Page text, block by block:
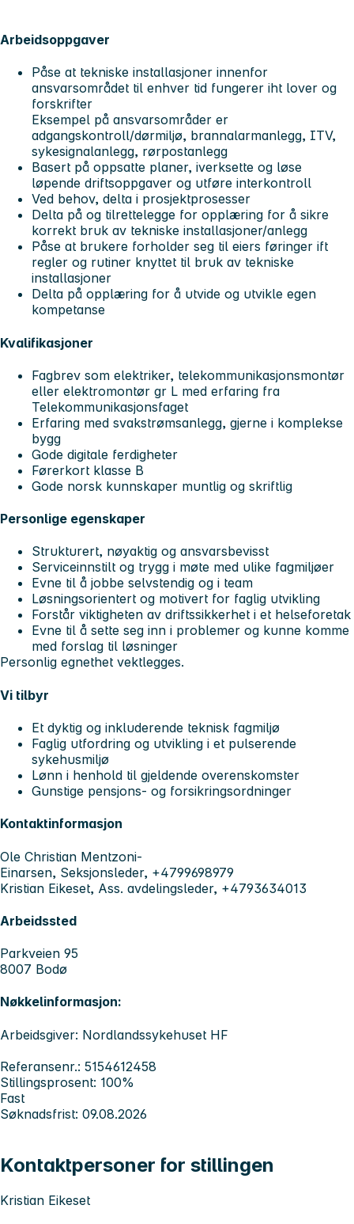
Arbeidsoppgaver
Påse at tekniske installasjoner innenfor
ansvarsområdet til enhver tid fungerer iht lover og
forskrifter
Eksempel på ansvarsområder er
adgangskontroll/dørmiljø, brannalarmanlegg, ITV,
sykesignalanlegg, rørpostanlegg
Basert på oppsatte planer, iverksette og løse
løpende driftsoppgaver og utføre interkontroll
Ved behov, delta i prosjektprosesser
Delta på og tilrettelegge for opplæring for å sikre
korrekt bruk av tekniske installasjoner/anlegg
Påse at brukere forholder seg til eiers føringer ift
regler og rutiner knyttet til bruk av tekniske
installasjoner
Delta på opplæring for å utvide og utvikle egen
kompetanse
Kvalifikasjoner
Fagbrev som elektriker, telekommunikasjonsmontør
eller elektromontør gr L med erfaring fra
Telekommunikasjonsfaget
Erfaring med svakstrømsanlegg, gjerne i komplekse
bygg
Gode digitale ferdigheter
Førerkort klasse B
Gode norsk kunnskaper muntlig og skriftlig
Personlige egenskaper
Strukturert, nøyaktig og ansvarsbevisst
Serviceinnstilt og trygg i møte med ulike fagmiljøer
Evne til å jobbe selvstendig og i team
Løsningsorientert og motivert for faglig utvikling
Forstår viktigheten av driftssikkerhet i et helseforetak
Evne til å sette seg inn i problemer og kunne komme
med forslag til løsninger
Personlig egnethet vektlegges.
Vi tilbyr
Et dyktig og inkluderende teknisk fagmiljø
Faglig utfordring og utvikling i et pulserende
sykehusmiljø
Lønn i henhold til gjeldende overenskomster
Gunstige pensjons- og forsikringsordninger
Kontaktinformasjon
Ole Christian Mentzoni-
Einarsen, Seksjonsleder, +4799698979
Kristian Eikeset, Ass. avdelingsleder, +4793634013
Arbeidssted
Parkveien 95
8007 Bodø
Nøkkelinformasjon:
Arbeidsgiver: Nordlandssykehuset HF
Referansenr.: 5154612458
Stillingsprosent: 100%
Fast
Søknadsfrist: 09.08.2026
Kontaktpersoner for stillingen
Kristian Eikeset